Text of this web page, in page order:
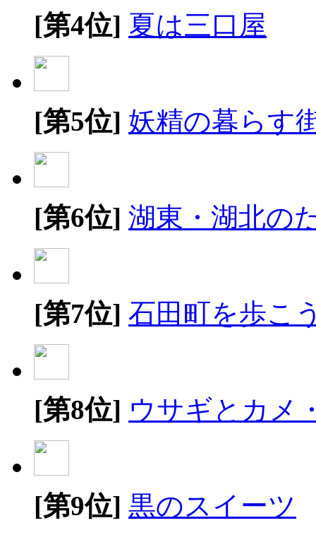
[第4位] 夏は三口屋
[第5位] 妖精の暮らす
[第6位] 湖東・湖北の
[第7位] 石田町を歩こ
[第8位] ウサギとカメ
[第9位] 黒のスイーツ